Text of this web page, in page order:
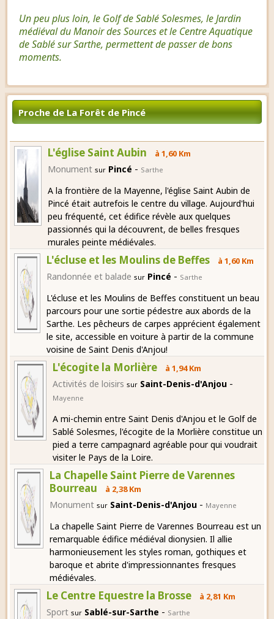
Un peu plus loin, le Golf de Sablé Solesmes, le Jardin
médiéval du Manoir des Sources et le Centre Aquatique
de Sablé sur Sarthe, permettent de passer de bons
moments.
Proche de La Forêt de Pincé
L'église Saint Aubin à 1,60 Km
Monument sur Pincé - Sarthe
A la frontière de la Mayenne, l'église Saint Aubin de
Pincé était autrefois le centre du village. Aujourd'hui
peu fréquenté, cet édifice révèle aux quelques
passionnés qui la découvrent, de belles fresques
murales peinte médiévales.
L'écluse et les Moulins de Beffes à 1,60 Km
Randonnée et balade sur Pincé - Sarthe
L'écluse et les Moulins de Beffes constituent un beau
parcours pour une sortie pédestre aux abords de la
Sarthe. Les pêcheurs de carpes apprécient également
le site, accessible en voiture à partir de la commune
voisine de Saint Denis d'Anjou!
L'écogite la Morlière à 1,94 Km
Activités de loisirs sur Saint-Denis-d'Anjou -
Mayenne
A mi-chemin entre Saint Denis d'Anjou et le Golf de
Sablé Solesmes, l'écogite de la Morlière constitue un
pied a terre campagnard agréable pour qui voudrait
visiter le Pays de la Loire.
La Chapelle Saint Pierre de Varennes
Bourreau
à 2,38 Km
Monument sur Saint-Denis-d'Anjou - Mayenne
La chapelle Saint Pierre de Varennes Bourreau est un
remarquable édifice médiéval dionysien. Il allie
harmonieusement les styles roman, gothiques et
baroque et abrite d'impressionnantes fresques
médiévales.
Le Centre Equestre la Brosse à 2,81 Km
Sport sur Sablé-sur-Sarthe - Sarthe